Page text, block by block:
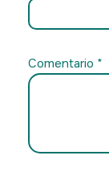
Comentario *